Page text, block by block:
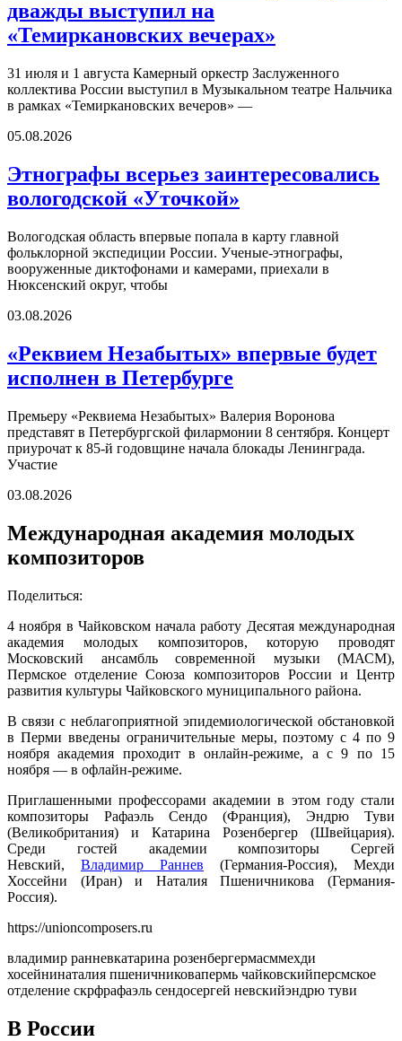
дважды выступил на
«Темиркановских вечерах»
31 июля и 1 августа Камерный оркестр Заслуженного
коллектива России выступил в Музыкальном театре Нальчика
в рамках «Темиркановских вечеров» —
05.08.2026
Этнографы всерьез заинтересовались
вологодской «Уточкой»
Вологодская область впервые попала в карту главной
фольклорной экспедиции России. Ученые-этнографы,
вооруженные диктофонами и камерами, приехали в
Нюксенский округ, чтобы
03.08.2026
«Реквием Незабытых» впервые будет
исполнен в Петербурге
Премьеру «Реквиема Незабытых» Валерия Воронова
представят в Петербургской филармонии 8 сентября. Концерт
приурочат к 85-й годовщине начала блокады Ленинграда.
Участие
03.08.2026
Международная академия молодых
композиторов
Поделиться:
4 ноября в Чайковском начала работу Десятая международная
академия молодых композиторов, которую проводят
Московский ансамбль современной музыки (МАСМ),
Пермское отделение Союза композиторов России и Центр
развития культуры Чайковского муниципального района.
В связи с неблагоприятной эпидемиологической обстановкой
в Перми введены ограничительные меры, поэтому с 4 по 9
ноября академия проходит в онлайн-режиме, а с 9 по 15
ноября — в офлайн-режиме.
Приглашенными профессорами академии в этом году стали
композиторы Рафаэль Сендо (Франция), Эндрю Туви
(Великобритания) и Катарина Розенбергер (Швейцария).
Среди гостей академии композиторы Сергей
Невский, Владимир Раннев (Германия-Россия), Мехди
Хоссейни (Иран) и Наталия Пшеничникова (Германия-
Россия).
https://unioncomposers.ru
владимир ранневкатарина розенбергермасммехди
хосейнинаталия пшеничниковапермь чайковскийперсмское
отделение скрфрафаэль сендосергей невскийэндрю туви
В России